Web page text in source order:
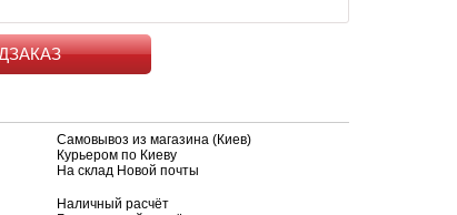
Самовывоз из магазина (Киев)
Курьером по Киеву
На склад Новой почты
Наличный расчёт